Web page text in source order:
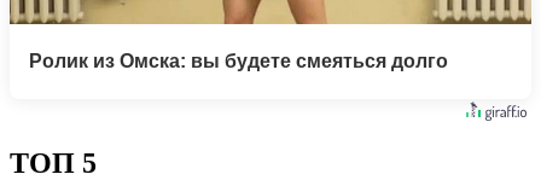
Ролик из Омска: вы будете смеяться долго
ТОП 5